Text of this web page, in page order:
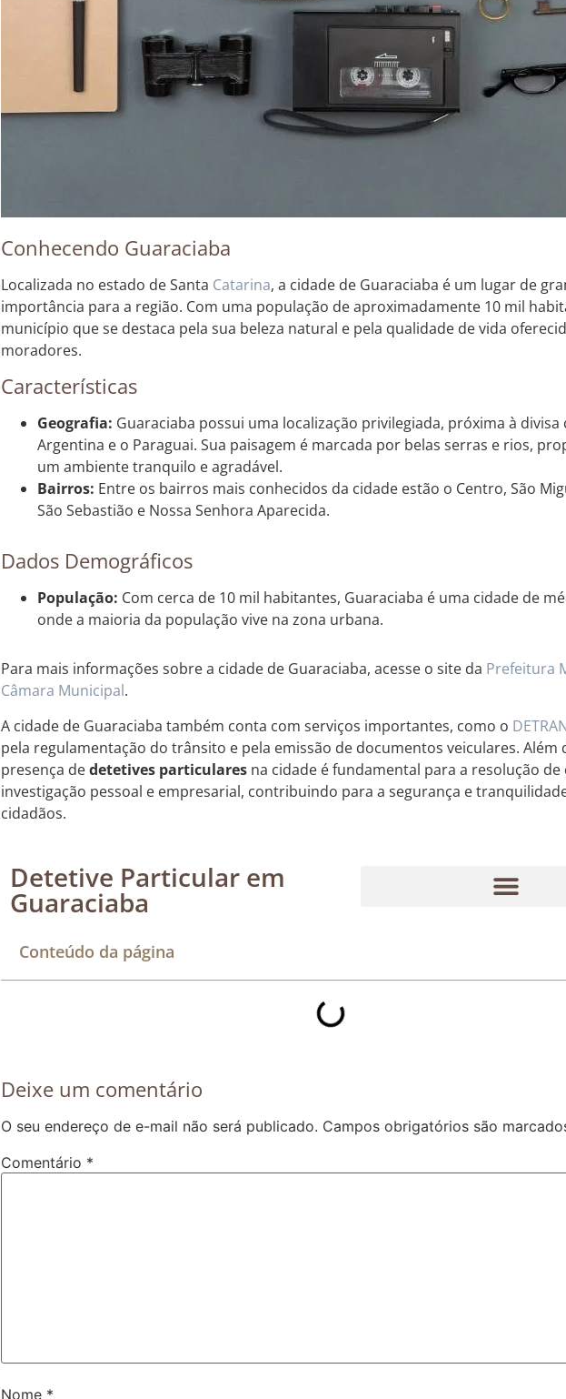
Conhecendo Guaraciaba
Localizada no estado de Santa Catarina, a cidade de Guaraciaba é um lugar de
importância para a região. Com uma população de aproximadamente 10 mil
município que se destaca pela sua beleza natural e pela qualidade de vida
moradores.
Características
Geografia: Guaraciaba possui uma localização privilegiada, próxima à divisa
Argentina e o Paraguai. Sua paisagem é marcada por belas serras e rios,
um ambiente tranquilo e agradável.
Bairros: Entre os bairros mais conhecidos da cidade estão o Centro, São
São Sebastião e Nossa Senhora Aparecida.
Dados Demográficos
População: Com cerca de 10 mil habitantes, Guaraciaba é uma cidade de
onde a maioria da população vive na zona urbana.
Para mais informações sobre a cidade de Guaraciaba, acesse o site da Prefeitura
Câmara Municipal.
A cidade de Guaraciaba também conta com serviços importantes, como o
pela regulamentação do trânsito e pela emissão de documentos veiculares. Além
presença dedetetives particularesna cidade é fundamental para a resolução de
investigação pessoal e empresarial, contribuindo para a segurança e
cidadãos.
Detetive Particular em
Guaraciaba
Conteúdo da página
Deixe um comentário
O seu endereço de e-mail não será publicado. Campos obrigatórios são
Comentário *
Nome *